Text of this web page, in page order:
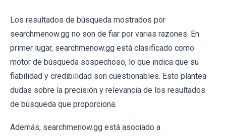
Los resultados de búsqueda mostrados por
searchmenow.gg no son de fiar por varias razones. En
primer lugar, searchmenow.gg está clasificado como
motor de búsqueda sospechoso, lo que indica que su
fiabilidad y credibilidad son cuestionables. Esto plantea
dudas sobre la precisión y relevancia de los resultados
de búsqueda que proporciona.
Además, searchmenow.gg está asociado a